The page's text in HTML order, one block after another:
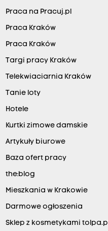
Praca na Pracuj.pl
Praca Kraków
Praca Kraków
Targi pracy Kraków
Telekwiaciarnia Kraków
Tanie loty
Hotele
Kurtki zimowe damskie
Artykuły biurowe
Baza ofert pracy
the:blog
Mieszkania w Krakowie
Darmowe ogłoszenia
Sklep z kosmetykami tolpa.pl